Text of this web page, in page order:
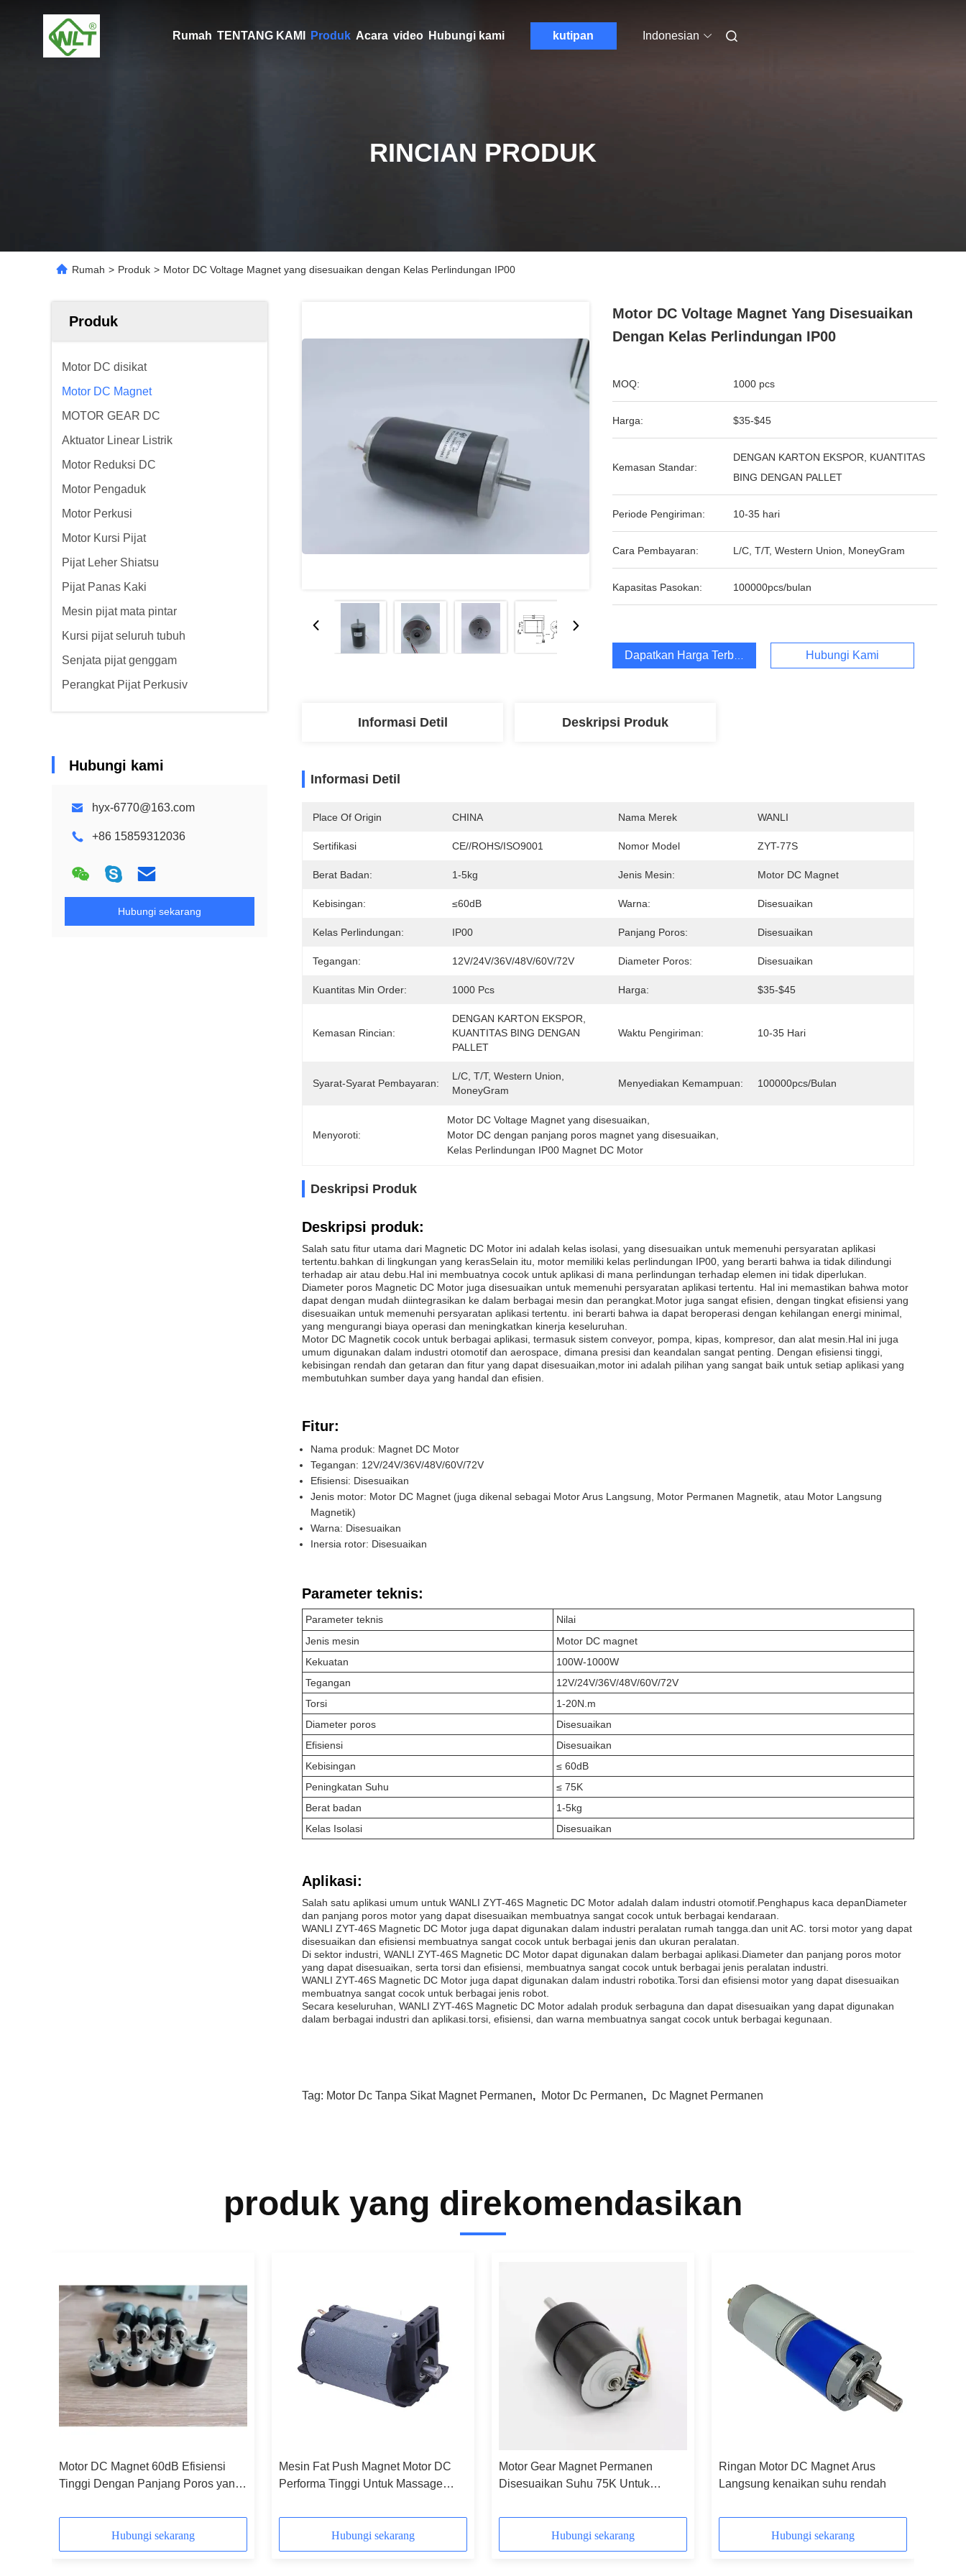
Rumah TENTANG KAMI Produk Acara video Hubungi kami kutipan Indonesian
RINCIAN PRODUK
Rumah > Produk > Motor DC Voltage Magnet yang disesuaikan dengan Kelas Perlindungan IP00
Produk
Motor DC disikat
Motor DC Magnet
MOTOR GEAR DC
Aktuator Linear Listrik
Motor Reduksi DC
Motor Pengaduk
Motor Perkusi
Motor Kursi Pijat
Pijat Leher Shiatsu
Pijat Panas Kaki
Mesin pijat mata pintar
Kursi pijat seluruh tubuh
Senjata pijat genggam
Perangkat Pijat Perkusiv
Hubungi kami
hyx-6770@163.com
+86 15859312036
Hubungi sekarang
Motor DC Voltage Magnet Yang Disesuaikan
Dengan Kelas Perlindungan IP00
MOQ: 1000 pcs
Harga: $35-$45
Kemasan Standar:
DENGAN KARTON EKSPOR, KUANTITAS
BING DENGAN PALLET
Periode Pengiriman: 10-35 hari
Cara Pembayaran: L/C, T/T, Western Union, MoneyGram
Kapasitas Pasokan: 100000pcs/bulan
Dapatkan Harga Terbaik Hubungi Kami
Informasi Detil Deskripsi Produk
Informasi Detil
Place Of Origin CHINA Nama Merek WANLI
Sertifikasi CE//ROHS/ISO9001 Nomor Model ZYT-77S
Berat Badan: 1-5kg Jenis Mesin: Motor DC Magnet
Kebisingan: ≤60dB Warna: Disesuaikan
Kelas Perlindungan: IP00 Panjang Poros: Disesuaikan
Tegangan: 12V/24V/36V/48V/60V/72V Diameter Poros: Disesuaikan
Kuantitas Min Order: 1000 Pcs Harga: $35-$45
Kemasan Rincian:
DENGAN KARTON EKSPOR,
KUANTITAS BING DENGAN
PALLET
Waktu Pengiriman: 10-35 Hari
Syarat-Syarat Pembayaran:
L/C, T/T, Western Union,
MoneyGram
Menyediakan Kemampuan: 100000pcs/bulan
Menyoroti:
Motor DC Voltage Magnet yang disesuaikan
Motor DC dengan panjang poros magnet yang disesuaikan
Kelas Perlindungan IP00 Magnet DC Motor
Deskripsi Produk
Deskripsi produk:
Salah satu fitur utama dari Magnetic DC Motor ini adalah kelas isolasi, yang disesuaikan untuk memenuhi persyaratan aplikasi
tertentu.bahkan di lingkungan yang kerasSelain itu, motor memiliki kelas perlindungan IP00, yang berarti bahwa ia tidak dilindungi
terhadap air atau debu.Hal ini membuatnya cocok untuk aplikasi di mana perlindungan terhadap elemen ini tidak diperlukan.
Diameter poros Magnetic DC Motor juga disesuaikan untuk memenuhi persyaratan aplikasi tertentu. Hal ini memastikan bahwa motor
dapat dengan mudah diintegrasikan ke dalam berbagai mesin dan perangkat.Motor juga sangat efisien, dengan tingkat efisiensi yang
disesuaikan untuk memenuhi persyaratan aplikasi tertentu. ini berarti bahwa ia dapat beroperasi dengan kehilangan energi minimal,
yang mengurangi biaya operasi dan meningkatkan kinerja keseluruhan.
Motor DC Magnetik cocok untuk berbagai aplikasi, termasuk sistem conveyor, pompa, kipas, kompresor, dan alat mesin.Hal ini juga
umum digunakan dalam industri otomotif dan aerospace, dimana presisi dan keandalan sangat penting. Dengan efisiensi tinggi,
kebisingan rendah dan getaran dan fitur yang dapat disesuaikan,motor ini adalah pilihan yang sangat baik untuk setiap aplikasi yang
membutuhkan sumber daya yang handal dan efisien.
Fitur:
Nama produk: Magnet DC Motor
Tegangan: 12V/24V/36V/48V/60V/72V
Efisiensi: Disesuaikan
Jenis motor: Motor DC Magnet (juga dikenal sebagai Motor Arus Langsung, Motor Permanen Magnetik, atau Motor Langsung
Magnetik)
Warna: Disesuaikan
Inersia rotor: Disesuaikan
Parameter teknis:
Parameter teknis
Nilai
Jenis mesin
Motor DC magnet
Kekuatan
100W-1000W
Tegangan
12V/24V/36V/48V/60V/72V
Torsi
1-20N.m
Diameter poros
Disesuaikan
Efisiensi
Disesuaikan
Kebisingan
≤ 60dB
Peningkatan Suhu
≤ 75K
Berat badan
1-5kg
Kelas Isolasi
Disesuaikan
Aplikasi:
Salah satu aplikasi umum untuk WANLI ZYT-46S Magnetic DC Motor adalah dalam industri otomotif.Penghapus kaca depanDiameter
dan panjang poros motor yang dapat disesuaikan membuatnya sangat cocok untuk berbagai kendaraan.
WANLI ZYT-46S Magnetic DC Motor juga dapat digunakan dalam industri peralatan rumah tangga.dan unit AC. torsi motor yang dapat
disesuaikan dan efisiensi membuatnya sangat cocok untuk berbagai jenis dan ukuran peralatan.
Di sektor industri, WANLI ZYT-46S Magnetic DC Motor dapat digunakan dalam berbagai aplikasi.Diameter dan panjang poros motor
yang dapat disesuaikan, serta torsi dan efisiensi, membuatnya sangat cocok untuk berbagai jenis peralatan industri.
WANLI ZYT-46S Magnetic DC Motor juga dapat digunakan dalam industri robotika.Torsi dan efisiensi motor yang dapat disesuaikan
membuatnya sangat cocok untuk berbagai jenis robot.
Secara keseluruhan, WANLI ZYT-46S Magnetic DC Motor adalah produk serbaguna dan dapat disesuaikan yang dapat digunakan
dalam berbagai industri dan aplikasi.torsi, efisiensi, dan warna membuatnya sangat cocok untuk berbagai kegunaan.
Tag: Motor Dc Tanpa Sikat Magnet Permanen, Motor Dc Permanen, Dc Magnet Permanen
produk yang direkomendasikan
Motor DC Magnet 60dB Efisiensi
Tinggi Dengan Panjang Poros yang
Hubungi sekarang
Mesin Fat Push Magnet Motor DC
Performa Tinggi Untuk Massage
Hubungi sekarang
Motor Gear Magnet Permanen
Disesuaikan Suhu 75K Untuk
Hubungi sekarang
Ringan Motor DC Magnet Arus
Langsung kenaikan suhu rendah
Hubungi sekarang